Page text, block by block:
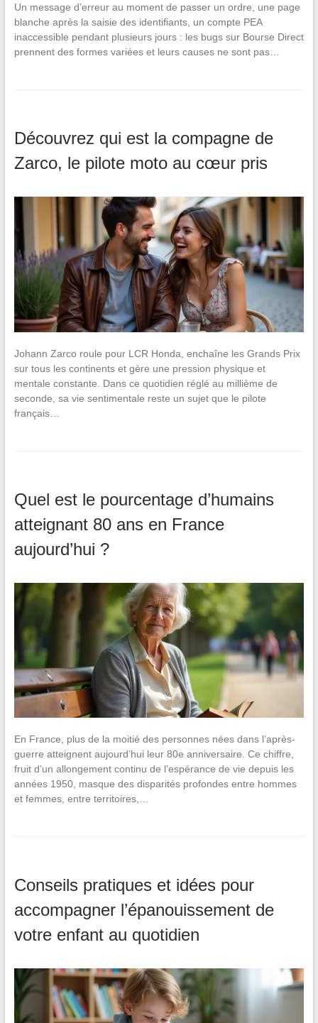
Un message d’erreur au moment de passer un ordre, une page
blanche après la saisie des identifiants, un compte PEA
inaccessible pendant plusieurs jours : les bugs sur Bourse Direct
prennent des formes variées et leurs causes ne sont pas…
Découvrez qui est la compagne de
Zarco, le pilote moto au cœur pris
Johann Zarco roule pour LCR Honda, enchaîne les Grands Prix
sur tous les continents et gère une pression physique et
mentale constante. Dans ce quotidien réglé au millième de
seconde, sa vie sentimentale reste un sujet que le pilote
français…
Quel est le pourcentage d’humains
atteignant 80 ans en France
aujourd’hui ?
En France, plus de la moitié des personnes nées dans l’après-
guerre atteignent aujourd’hui leur 80e anniversaire. Ce chiffre,
fruit d’un allongement continu de l’espérance de vie depuis les
années 1950, masque des disparités profondes entre hommes
et femmes, entre territoires,…
Conseils pratiques et idées pour
accompagner l’épanouissement de
votre enfant au quotidien